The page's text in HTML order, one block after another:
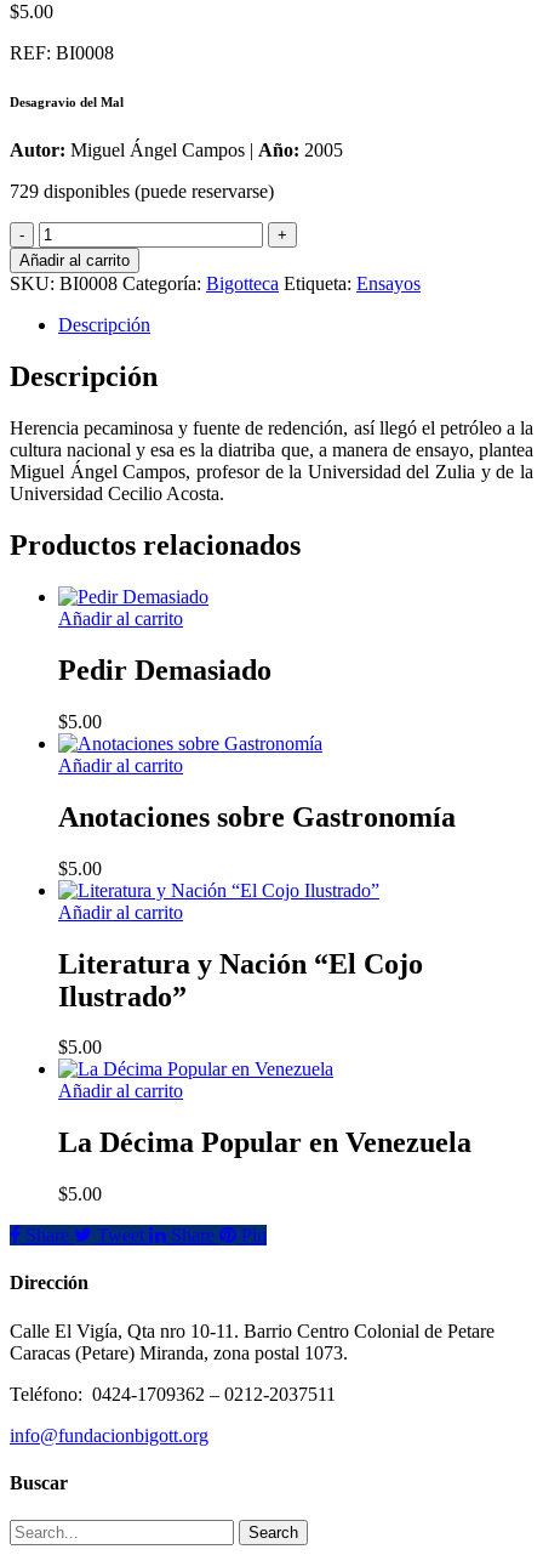
$5.00
REF: BI0008
Desagravio del Mal
Autor: Miguel Ángel Campos | Año: 2005
729 disponibles (puede reservarse)
Desagravio
del
Mal
cantidad
Añadir al carrito
SKU: BI0008 Categoría: Bigotteca Etiqueta: Ensayos
Descripción
Descripción
Herencia pecaminosa y fuente de redención, así llegó el petróleo a la
cultura nacional y esa es la diatriba que, a manera de ensayo, plantea
Miguel Ángel Campos, profesor de la Universidad del Zulia y de la
Universidad Cecilio Acosta.
Productos relacionados
Añadir al carrito
Pedir Demasiado
$5.00
Añadir al carrito
Anotaciones sobre Gastronomía
$5.00
Añadir al carrito
Literatura y Nación “El Cojo
Ilustrado”
$5.00
Añadir al carrito
La Décima Popular en Venezuela
$5.00
Share
Tweet Share Pin
Dirección
Calle El Vigía, Qta nro 10-11. Barrio Centro Colonial de Petare
Caracas (Petare) Miranda, zona postal 1073.
Teléfono: 0424-1709362 – 0212-2037511
info@fundacionbigott.org
Buscar
Search